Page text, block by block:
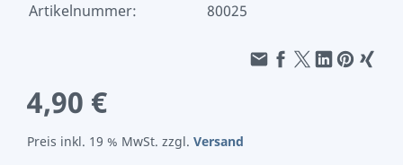
Artikelnummer:
80025
4,90 €
Preis inkl. 19 % MwSt. zzgl. Versand